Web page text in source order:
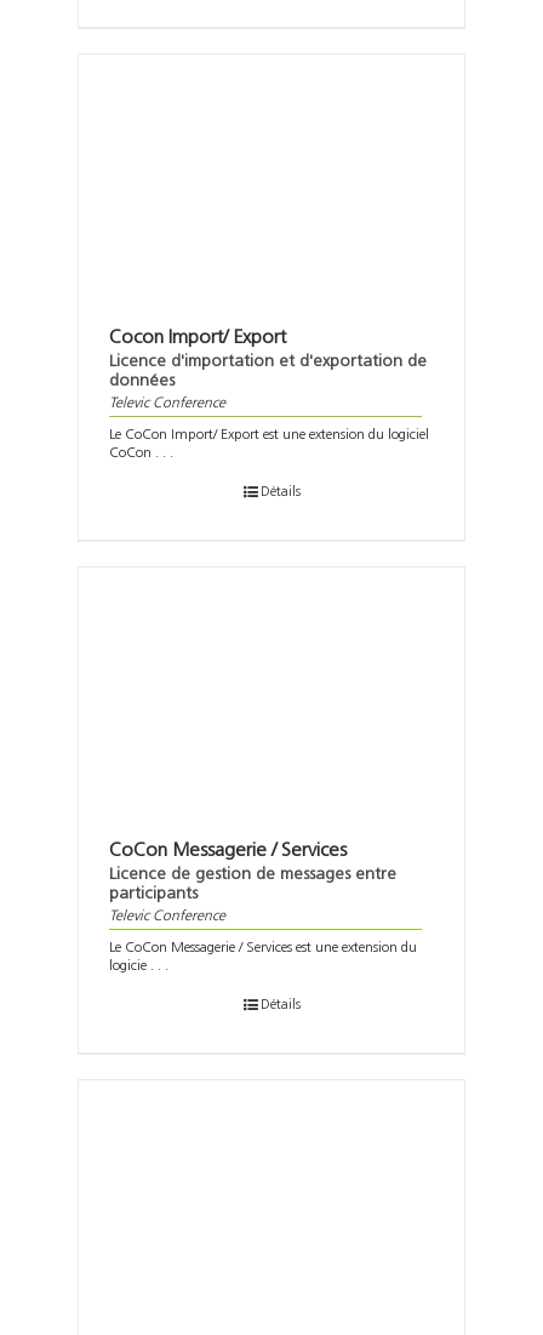
Cocon Import/ Export
Licence d'importation et d'exportation de
données
Televic Conference
Le CoCon Import/ Export est une extension du logiciel
CoCon . . .
Détails
CoCon Messagerie / Services
Licence de gestion de messages entre
participants
Televic Conference
Le CoCon Messagerie / Services est une extension du
logicie . . .
Détails